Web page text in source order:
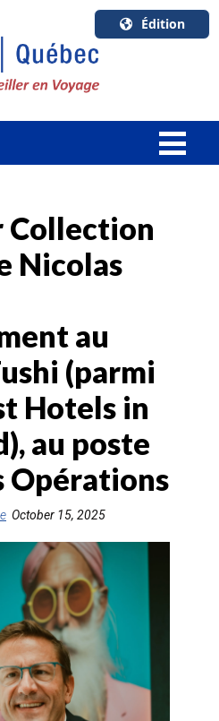
Édition
U.S.A.
English
Canada
Français
Collection
Nicolas
au
(parmi
Hotels in
au poste
Opérations
October 15, 2025